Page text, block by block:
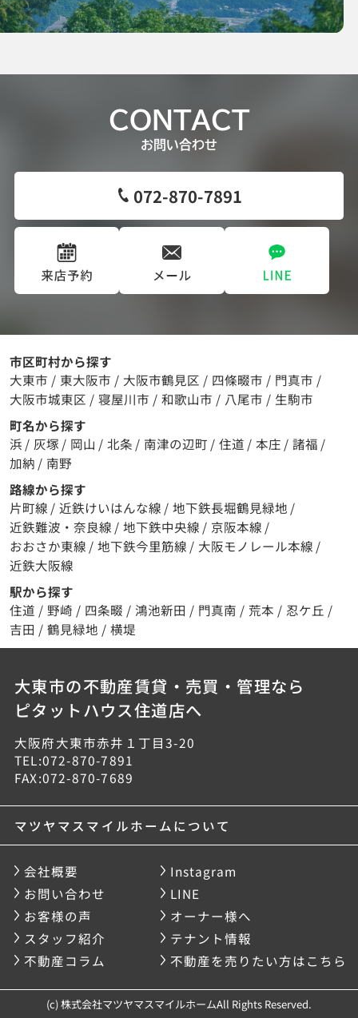
CONTACT
お問い合わせ
072-870-7891
市区町村から探す
大東市 / 東大阪市 / 大阪市鶴見区 / 四條畷市 / 門真市 /
大阪市城東区 / 寝屋川市 / 和歌山市 / 八尾市 / 生駒市
町名から探す
浜 / 灰塚 / 岡山 / 北条 / 南津の辺町 / 住道 / 本庄 / 諸福 /
加納 / 南野
路線から探す
片町線 / 近鉄けいはんな線 / 地下鉄長堀鶴見緑地 /
近鉄難波・奈良線 / 地下鉄中央線 / 京阪本線 /
おおさか東線 / 地下鉄今里筋線 / 大阪モノレール本線 /
近鉄大阪線
駅から探す
住道 / 野崎 / 四条畷 / 鴻池新田 / 門真南 / 荒本 / 忍ケ丘 /
吉田 / 鶴見緑地 / 横堤
大東市の不動産賃貸・売買・管理なら
ピタットハウス住道店へ
大阪府大東市赤井１丁目3-20
TEL:072-870-7891
FAX:072-870-7689
マツヤマスマイルホームについて
会社概要
Instagram
お問い合わせ
LINE
お客様の声
オーナー様へ
スタッフ紹介
テナント情報
不動産コラム
不動産を売りたい方はこちら
(c) 株式会社マツヤマスマイルホームAll Rights Reserved.